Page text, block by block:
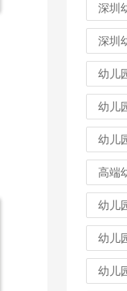
深圳
深圳
幼儿
幼儿
幼儿
高端
幼儿
幼儿
幼儿